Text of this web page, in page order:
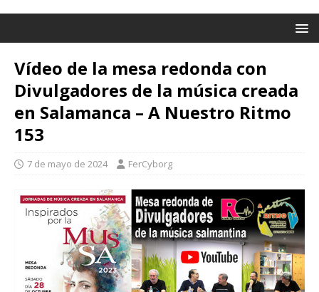
Vídeo de la mesa redonda con
Divulgadores de la música creada
en Salamanca – A Nuestro Ritmo
153
7 de mayo de 2024 FerCyborg